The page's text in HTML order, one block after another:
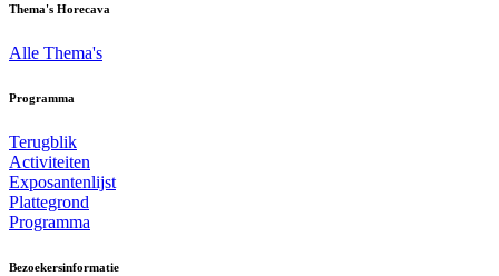
Thema's Horecava
Alle Thema's
Programma
Terugblik
Activiteiten
Exposantenlijst
Plattegrond
Programma
Bezoekersinformatie